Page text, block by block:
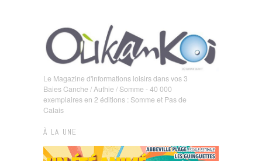
Le Magazine d'informations loisirs dans vos 3
Baies Canche / Authie / Somme - 40 000
exemplaires en 2 éditions : Somme et Pas de
Calais
À LA UNE